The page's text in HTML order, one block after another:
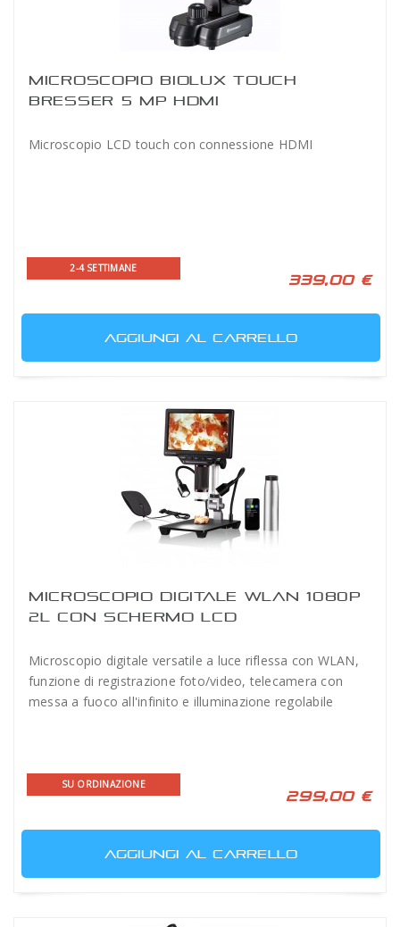
MICROSCOPIO BIOLUX TOUCH
BRESSER 5 MP HDMI
Microscopio LCD touch con connessione HDMI
2-4 SETTIMANE
339,00 €
AGGIUNGI AL CARRELLO
MICROSCOPIO DIGITALE WLAN 1080P
2L CON SCHERMO LCD
Microscopio digitale versatile a luce riflessa con WLAN,
funzione di registrazione foto/video, telecamera con
messa a fuoco all'infinito e illuminazione regolabile
SU ORDINAZIONE
299,00 €
AGGIUNGI AL CARRELLO